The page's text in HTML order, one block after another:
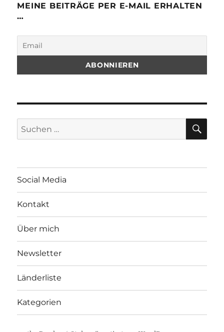
MEINE BEITRÄGE PER E-MAIL ERHALTEN
…
Suchen
nach:
Social Media
Kontakt
Über mich
Newsletter
Länderliste
Kategorien